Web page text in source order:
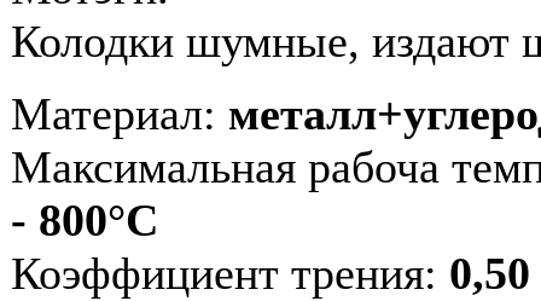
Колодки шумные, издают
Материал:
Максимальная рабоча
- 800°C
Коэффициент трения: